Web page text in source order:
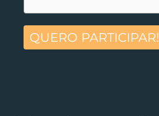
QUERO PARTICIPAR!